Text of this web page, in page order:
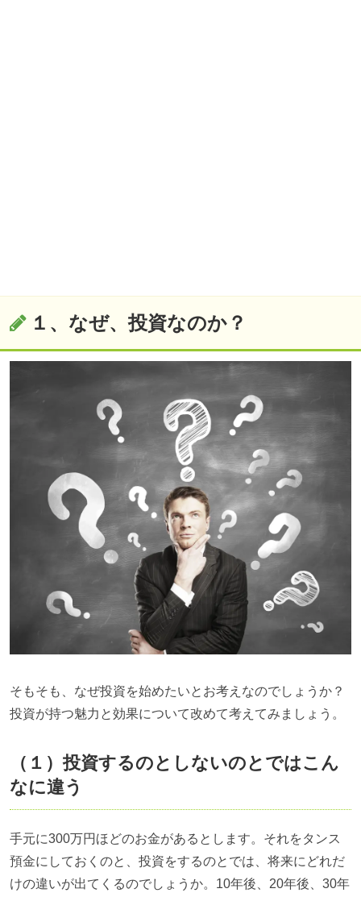
１、なぜ、投資なのか？
そもそも、なぜ投資を始めたいとお考えなのでしょうか？
投資が持つ魅力と効果について改めて考えてみましょう。
（１）投資するのとしないのとではこん
なに違う
手元に300万円ほどのお金があるとします。それをタンス
預金にしておくのと、投資をするのとでは、将来にどれだ
けの違いが出てくるのでしょうか。 10年後、 20年後、 30年